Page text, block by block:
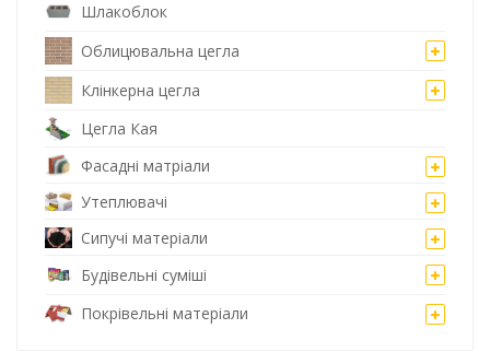
Шлакоблок
Облицювальна цегла
Клінкерна цегла
Цегла Кая
Фасадні матріали
Утеплювачі
Сипучі матеріали
Будівельні суміші
Покрівельні матеріали